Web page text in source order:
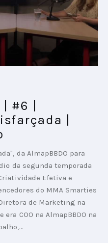
#6 |
|
da AlmapBBDO para
da segunda temporada
Efetiva e
do MMA Smarties
de Marketing na
era COO na AlmapBBDO na